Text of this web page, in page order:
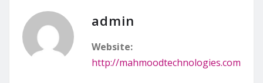
admin
Website:
http://mahmoodtechnologies.com